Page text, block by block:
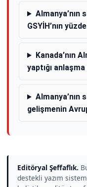
Almanya’nın
GSYİH’nın
Kanada’nın
yaptığı
gelişmenin
Editöryal Şeffaflık.
destekli yazım